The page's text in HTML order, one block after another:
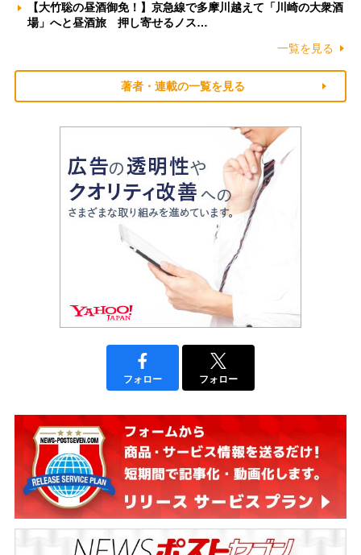
【大竹聡の昼酒御免！】京急線で多摩川越えて「川崎の大衆酒
場」へと昼酒旅 押し寄せるノス…
一覧を見る
著者・連載の一覧を見る
フォロー フォロー